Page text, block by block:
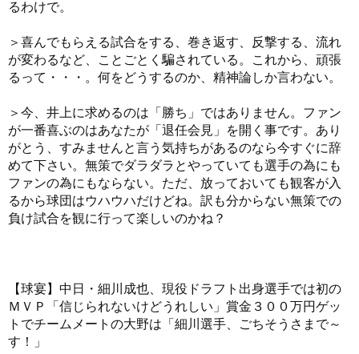
るわけで。
＞喜んでもらえる試合をする、巻き返す、反撃する、流れ
が変わるなど、ことごとく騙されている。これから、頑張
るって・・・。何をどうするのか、精神論しか言わない。
＞今、井上に求めるのは「勝ち」ではありません。ファン
が一番喜ぶのはあなたが「退任会見」を開く事です。あり
がとう、すみませんと言う気持ちがあるのなら今すぐに辞
めて下さい。無策でダラダラとやっていても選手の為にも
ファンの為にもならない。ただ、放っておいても観客が入
るから球団はウハウハだけどね。訳も分からない無策での
負け試合を観に行って楽しいのかね？
【球宴】中日・細川成也、現役ドラフト出身選手では初の
ＭＶＰ「信じられないけどうれしい」賞金３００万円ゲッ
トでチームメートの大野は「細川選手、ごちそうさまで～
す！」